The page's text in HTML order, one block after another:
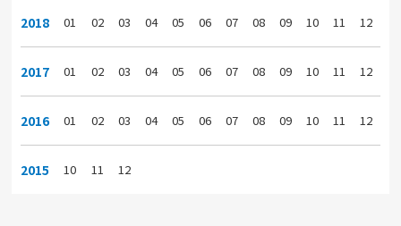
2018 01 02 03 04 05 06 07 08 09 10 11 12
2017 01 02 03 04 05 06 07 08 09 10 11 12
2016 01 02 03 04 05 06 07 08 09 10 11 12
2015 10 11 12